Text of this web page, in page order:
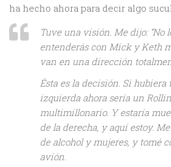
ha hecho ahora para decir algo
Tuve una visión. Me dijo: “No
entenderás con Mick y Keth
van en una dirección
Ésta es la decisión. Si
izquierda ahora sería un
multimillonario. Y estaría
de la derecha, y aquí estoy.
de alcohol y mujeres, y tomé
avión.